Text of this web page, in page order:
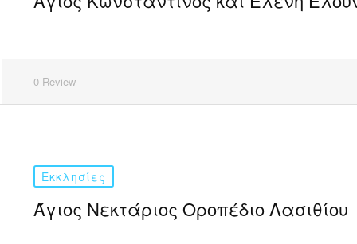
0 Review
Εκκλησίες
Άγιος Νεκτάριος Οροπέδιο Λασιθίου